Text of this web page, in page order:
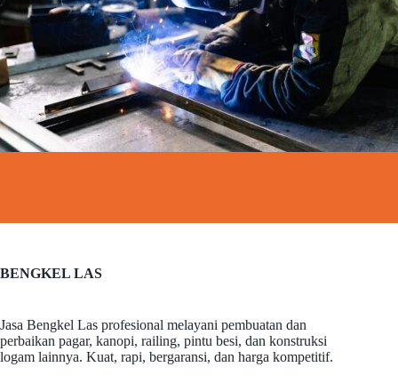
BENGKEL LAS
Jasa Bengkel Las profesional melayani pembuatan dan
perbaikan pagar, kanopi, railing, pintu besi, dan konstruksi
logam lainnya. Kuat, rapi, bergaransi, dan harga kompetitif.